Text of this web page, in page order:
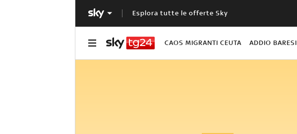
Esplora tutte le offerte Sky
CAOS MIGRANTI CEUTA ADDIO BARESI